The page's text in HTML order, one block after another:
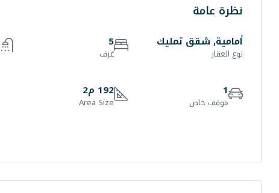
نظرة عامة
أمامية, شقق تمليك
نوع العقار
5
غرف
1
موقف خاص
192 م2
Area Size